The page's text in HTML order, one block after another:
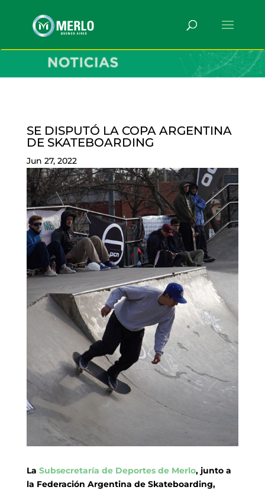
SE DISPUTÓ LA COPA ARGENTINA
DE SKATEBOARDING
Jun 27, 2022
La Subsecretaría de Deportes de Merlo, junto a
la Federación Argentina de Skateboarding,